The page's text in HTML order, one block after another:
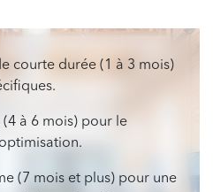
courte durée (1 à 3 mois)
à 6 mois) pour le
(7 mois et plus) pour une